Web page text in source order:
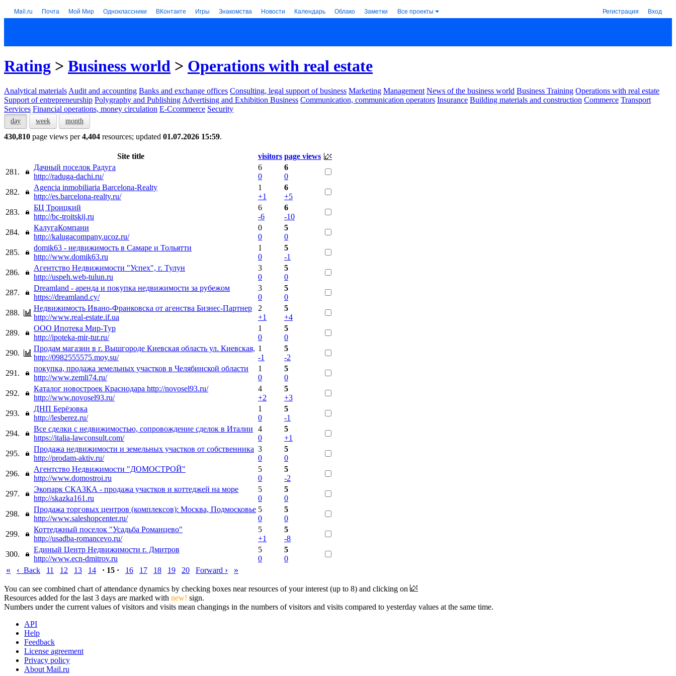
Mail.ru Почта Мой Мир Одноклассники ВКонтакте Игры Знакомства Новости Календарь Облако Заметки Все проекты Регистрация Вход
Rating > Business world > Operations with real estate
Analytical materials Audit and accounting Banks and exchange offices Consulting, legal support of business Marketing Management News of the business world Business Training Operations with real estate
Support of entrepreneurship Polygraphy and Publishing Advertising and Exhibition Business Communication, communication operators Insurance Building materials and construction Commerce Transport
Services Financial operations, money circulation E-Ccommerce Security
day week month
430,810 page views per4,404 resources; updated 01.07.2026 15:59.
Site title visitors page views
281.
Дачный поселок Радуга
http://raduga-dachi.ru/
6
0
6
0
282.
Agencia inmobiliaria Barcelona-Realty
http://es.barcelona-realty.ru/
1
+1
6
+5
283.
БЦ Троицкий
http://bc-troitskij.ru
6
-6
6
-10
284.
КалугаКомпани
http://kalugacompany.ucoz.ru/
0
0
5
0
285.
domik63 - недвижимость в Самаре и Тольятти
http://www.domik63.ru
1
0
5
-1
286.
Агентство Недвижимости "Успех", г. Тулун
http://uspeh.web-tulun.ru
3
0
5
0
287.
Dreamland - аренда и покупка недвижимости за рубежом
https://dreamland.cy/
3
0
5
0
288.
Недвижимость Ивано-Франковска от агенства Бизнес-Партнер
http://www.real-estate.if.ua
2
+1
5
+4
289.
ООО Ипотека Мир-Тур
http://ipoteka-mir-tur.ru/
1
0
5
0
290.
Продам магазин в г. Вышгороде Киевская область ул. Киевская,
http://0982555575.moy.su/
1
-1
5
-2
291.
покупка, продажа земельных участков в Челябинской области
http://www.zemli74.ru/
1
0
5
0
292.
Каталог новостроек Краснодара http://novosel93.ru/
http://www.novosel93.ru/
4
+2
5
+3
293.
ДНП Берёзовка
http://lesberez.ru/
1
0
5
-1
294.
Все сделки с недвижимостью, сопровождение сделок в Италии
https://italia-lawconsult.com/
4
0
5
+1
295.
Продажа недвижимости и земельных участков от собственника
http://prodam-aktiv.ru/
3
0
5
0
296.
Агентство Недвижимости "ДОМОСТРОЙ"
http://www.domostroi.ru
5
0
5
-2
297.
Экопарк СКАЗКА - продажа участков и коттеджей на море
http://skazka161.ru
5
0
5
0
298.
Продажа торговых центров (комплексов): Москва, Подмосковье
http://www.saleshopcenter.ru/
5
0
5
0
299.
Коттеджный поселок "Усадьба Романцево"
http://usadba-romancevo.ru/
5
+1
5
-8
300.
Единый Центр Недвижимости г. Дмитров
http://www.ecn-dmitrov.ru
5
0
5
0
« ‹ Back 11 12 13 14 · 15 · 16 17 18 19 20 Forward › »
You can see combined chart of attendance dynamics by checking boxes near resources of your interest (up to 8) and clicking on
Resources added for the last 3 days are marked with new! sign.
Numbers under the current values of visitors and visits mean changings in the numbers of visitors and visits compared to yesterday values at the same time.
API
Help
Feedback
License agreement
Privacy policy
About Mail.ru